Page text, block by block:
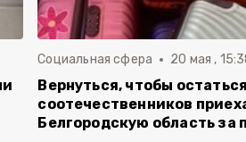
Социальная сфера 20 мая ,
Вернуться, чтобы
соотечественников
Белгородскую область за